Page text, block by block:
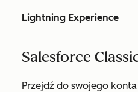
Lightning Experience
Salesforce
Przejdź do swojego